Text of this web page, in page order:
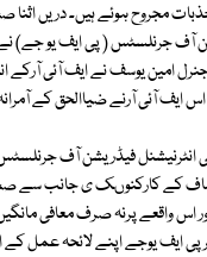
مجروح ہوئے ہیں۔ دریں
آف جرنلسٹس ( پی ایف یو جے)
امین یوسف نے ایف آئی
ایف آئی آرنے ضیاالحق کے
فیڈریشن آف جرنلسٹس
کے کارکنوںک ی جانب سے
اس واقعے پرنہ صرف معافی
ایف یوجے اپنے لائحہ عمل کے